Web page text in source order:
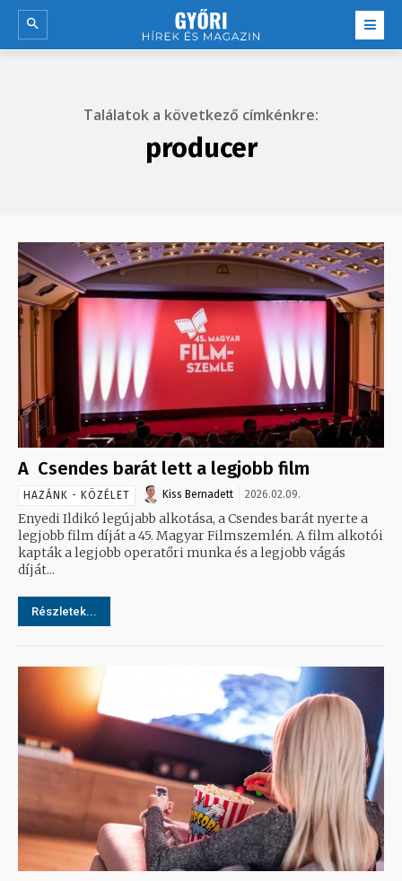
Találatok a következő címkénkre:
producer
A Csendes barát lett a legjobb film
HAZÁNK - KÖZÉLET Kiss Bernadett 2026.02.09.
Enyedi Ildikó legújabb alkotása, a Csendes barát nyerte a
legjobb film díját a 45. Magyar Filmszemlén. A film alkotói
kapták a legjobb operatőri munka és a legjobb vágás
díját...
Részletek...